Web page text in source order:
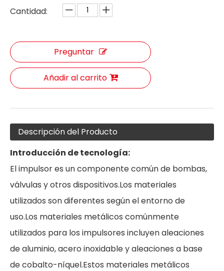
Cantidad:
Preguntar
Añadir al carrito
Descripción del Producto
Introducción de tecnología:
El impulsor es un componente común de bombas,
válvulas y otros dispositivos.Los materiales
utilizados son diferentes según el entorno de
uso.Los materiales metálicos comúnmente
utilizados para los impulsores incluyen aleaciones
de aluminio, acero inoxidable y aleaciones a base
de cobalto-níquel.Estos materiales metálicos